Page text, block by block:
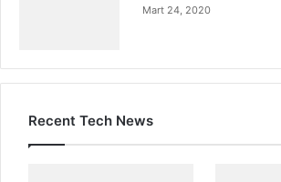
Mart 24, 2020
Recent Tech News